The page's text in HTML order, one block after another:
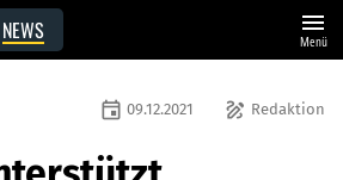
NEWS menu
Menü
draw Redaktion
event 09.12.2021